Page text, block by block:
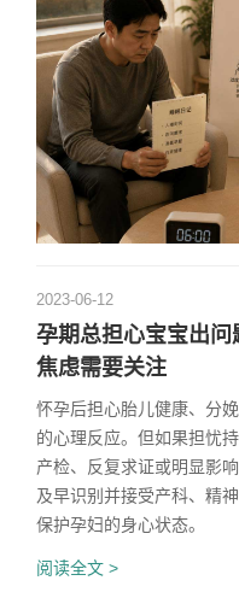
2023-06-12
孕期总担心宝宝出
焦虑需要关注
怀孕后担心胎儿健康、分
的心理反应。但如果担忧
产检、反复求证或明显影
及早识别并接受产科、精
保护孕妇的身心状态。
阅读全文 >